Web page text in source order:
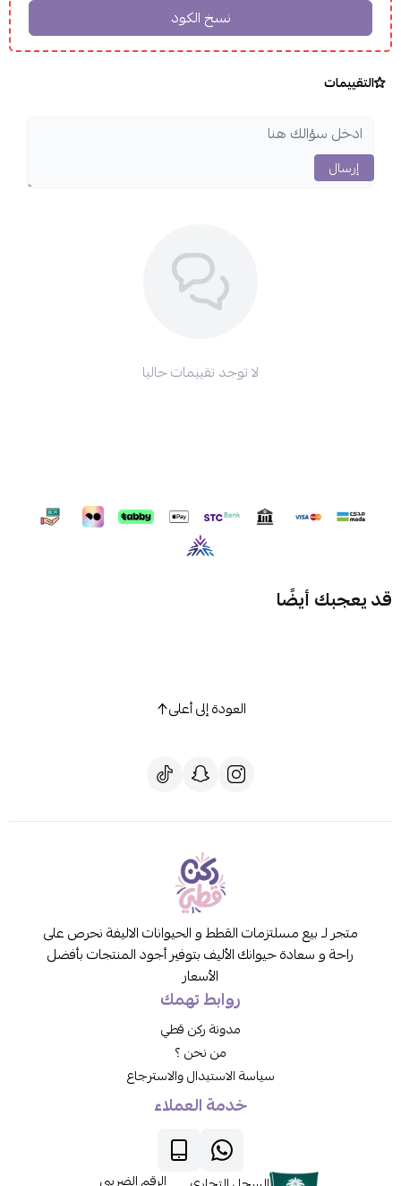
التقييمات
إرسال
لا توجد تقييمات حاليا
قد يعجبك أيضًا
العودة إلى أعلى
متجر لـ بيع مسلتزمات القطط و الحيوانات الاليفة نحرص على
راحة و سعادة حيوانك الأليف بتوفير أجود المنتجات بأفضل
الأسعار
روابط تهمك
مدونة ركن قطي
من نحن ؟
سياسة الاستبدال والاسترجاع
خدمة العملاء
الرقم الضريبي